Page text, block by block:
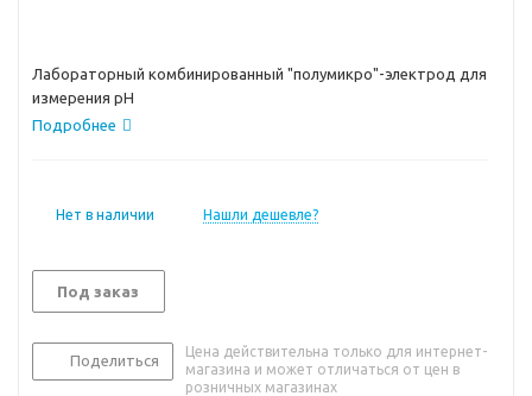
Лабораторный комбинированный "полумикро"-электрод для
измерения pH
Подробнее
Нет в наличии Нашли дешевле?
Под заказ
Поделиться
Цена действительна только для интернет-
магазина и может отличаться от цен в
розничных магазинах